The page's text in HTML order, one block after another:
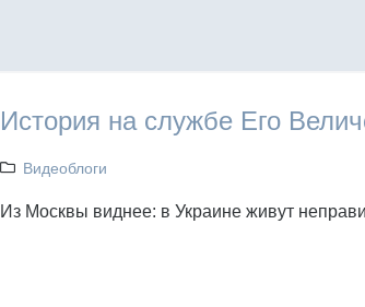
История на службе Его
Видеоблоги
Из Москвы виднее: в Украине живут